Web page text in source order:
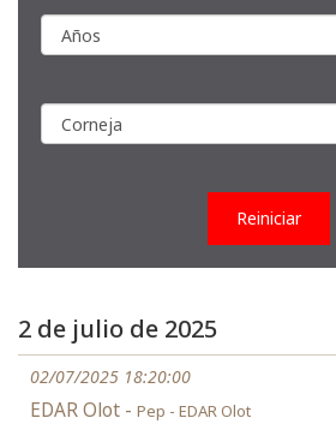
Reiniciar
2 de julio de 2025
02/07/2025 18:20:00
EDAR Olot - Pep - EDAR Olot